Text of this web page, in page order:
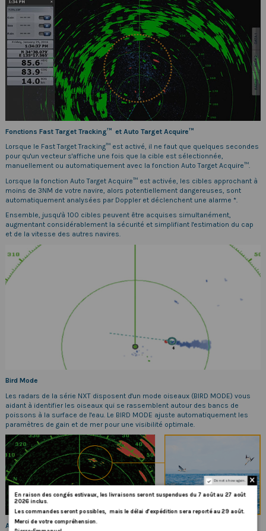
Fonctions Fast Target Tracking™ et Auto Target Acquire™
Lorsque le Fast Target Tracking™ est activé, il ne faut que quelques secondes
pour qu'un vecteur s'affiche une fois que la cible est sélectionnée,
manuellement ou automatiquement avec la fonction Auto Target Acquire™.
Lorsque la fonction Auto Target Acquire™ est activée, les cibles approchant à
moins de 3NM de votre navire, alors potentiellement dangereuses, sont
automatiquement analysées par Doppler et déclenchent une alarme *.
Ensemble, jusqu'à 100 cibles peuvent être acquises simultanément,
augmentant considérablement la sécurité et simplifiant l'estimation du cap
et de la vitesse des autres navires.
Bird Mode
Les radars de la série NXT disposent d'un mode oiseaux (BIRD MODE) vous
aidant à identifier les oiseaux qui se rassemblent autour des bancs de
poissons à la surface de l'eau. Le BIRD MODE ajuste automatiquement les
paramètres de gain et de mer pour une visibilité optimale.
Affûtage du faisceau RezBoost™
Do not show again.
En raison des congés estivaux, les livraisons seront suspendues du 7 août au 27 août
2026 inclus.
Les commandes seront possibles, mais le délai d’expédition sera reporté au 29 août.
Merci de votre compréhension.